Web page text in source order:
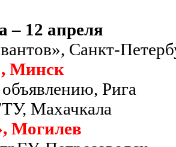
– 12 апреля
Санкт-
Минск
Рига
Махачкала
Могилев